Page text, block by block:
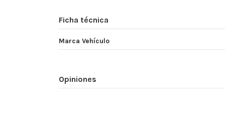
Ficha técnica
Marca Vehículo
Opiniones